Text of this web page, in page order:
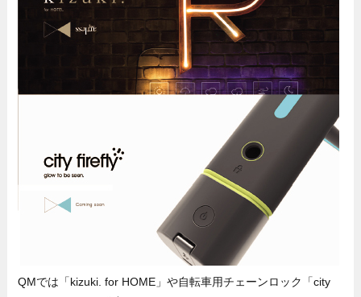
QMでは「kizuki. for HOME」や自転車用チェーンロック「city